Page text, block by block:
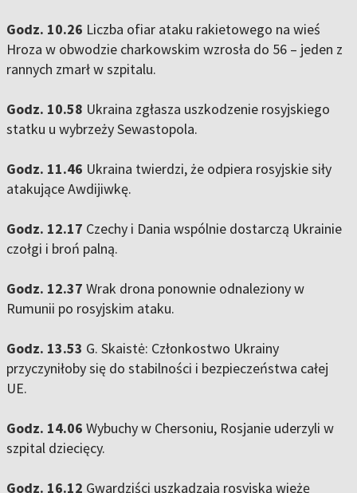
Godz. 10.26 Liczba ofiar ataku rakietowego na wieś
Hroza w obwodzie charkowskim wzrosła do 56 – jeden z
rannych zmarł w szpitalu.
Godz. 10.58 Ukraina zgłasza uszkodzenie rosyjskiego
statku u wybrzeży Sewastopola.
Godz. 11.46 Ukraina twierdzi, że odpiera rosyjskie siły
atakujące Awdijiwkę.
Godz. 12.17 Czechy i Dania wspólnie dostarczą Ukrainie
czołgi i broń palną.
Godz. 12.37 Wrak drona ponownie odnaleziony w
Rumunii po rosyjskim ataku.
Godz. 13.53 G. Skaistė: Członkostwo Ukrainy
przyczyniłoby się do stabilności i bezpieczeństwa całej
UE.
Godz. 14.06 Wybuchy w Chersoniu, Rosjanie uderzyli w
szpital dziecięcy.
Godz. 16.12 Gwardziści uszkadzają rosyjską wieżę